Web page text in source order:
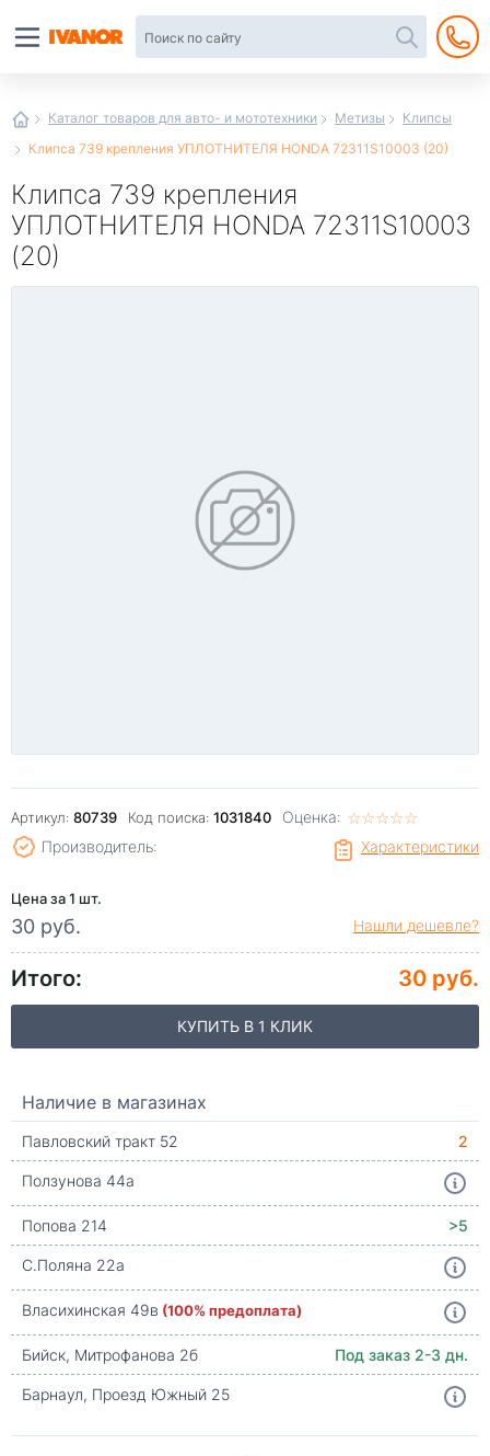
Каталог товаров для авто- и мототехники Метизы
Клипсы
Клипса 739 крепления УПЛОТНИТЕЛЯ HONDA 72311S10003 (20)
Клипса 739 крепления
УПЛОТНИТЕЛЯ HONDA 72311S10003
(20)
Артикул: 80739 Код поиска: 1031840 Оценка: ☆☆☆☆☆
★★★★★
Характеристики
Производитель:
Цена за 1 шт.
30 руб. Нашли дешевле?
Итого: 30 руб.
КУПИТЬ В 1 КЛИК
Наличие в магазинах
Павловский тракт 52
2
Ползунова 44а
Попова 214
>5
С.Поляна 22а
Власихинская 49в (100% предоплата)
Бийск, Митрофанова 2б
Под заказ 2-3 дн.
Барнаул, Проезд Южный 25
интернет-